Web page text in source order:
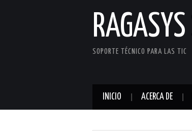
SOPORTE TÉCNICO PARA LAS TIC
INICIO ACERCA DE